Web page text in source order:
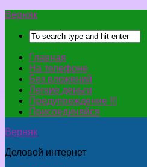
Верняк
Главная
На телефоне
Без вложений
Легкие деньги
Предупреждение !!!
Присоединяйся
Верняк
Деловой интернет